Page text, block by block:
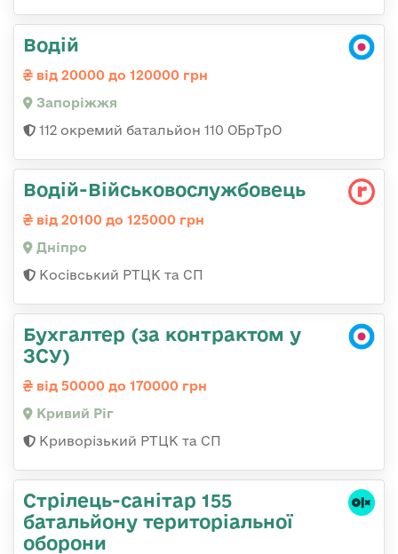
Водій
від 20000 до 120000 грн
Запоріжжя
112 окремий батальйон 110 ОБрТрО
Водій-Військовослужбовець
від 20100 до 125000 грн
Дніпро
Косівський РТЦК та СП
Бухгалтер (за контрактом у
ЗСУ)
від 50000 до 170000 грн
Кривий Ріг
Криворізький РТЦК та СП
Стрілець-санітар 155
батальйону територіальної
оборони